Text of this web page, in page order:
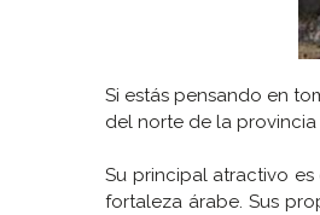
Si estás pensando en
del norte de la
Su principal atractivo
fortaleza árabe. Sus